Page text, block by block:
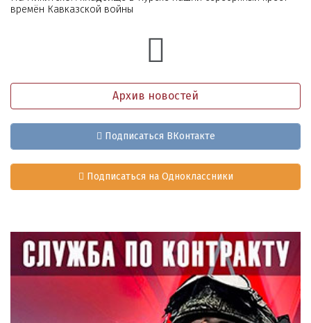
времён Кавказской войны
Архив новостей
Подписаться ВКонтакте
Подписаться на Одноклассники